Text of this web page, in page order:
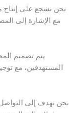
نحن نشجع على إنتاج
مع الإشارة إلى
يتم تصميم
المستهدفين، مع
نحن نهدف إلى